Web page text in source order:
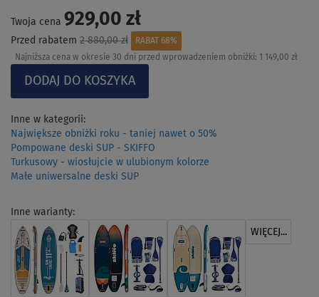
Twoja cena 929,00 zł
Przed rabatem 2 880,00 zł
RABAT 68%
Najniższa cena w okresie 30 dni przed wprowadzeniem obniżki: 1 149,00 zł
Inne w kategorii:
Największe obniżki roku - taniej nawet o 50%
Pompowane deski SUP - SKIFFO
Turkusowy - wiosłujcie w ulubionym kolorze
Małe uniwersalne deski SUP
Inne warianty:
WIĘCEJ...